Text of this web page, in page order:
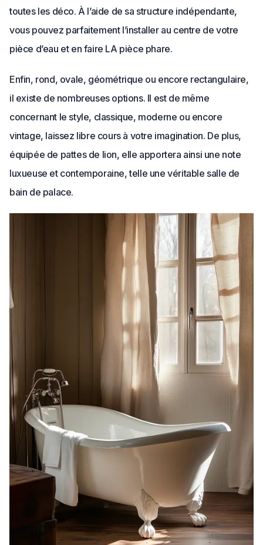
toutes les déco. À l’aide de sa structure indépendante,
vous pouvez parfaitement l’installer au centre de votre
pièce d’eau et en faire LA pièce phare.
Enfin, rond, ovale, géométrique ou encore rectangulaire,
il existe de nombreuses options. Il est de même
concernant le style, classique, moderne ou encore
vintage, laissez libre cours à votre imagination. De plus,
équipée de pattes de lion, elle apportera ainsi une note
luxueuse et contemporaine, telle une véritable salle de
bain de palace.